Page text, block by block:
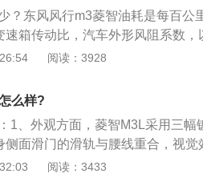
？东风风行m3菱智油耗是每百公
箱传动比，汽车外形风阻系数，
，其内耗就越低，能够把更多的
对的。大的气缸容积（排量）可
在其他条件全部一致的情况下，一
更高；2、油耗与转速，日常驾
间，普通家用车的极限转速也不
极限转速的两倍运行（上万转）
阅读：3928
么样?
1、外观方面，菱智M3L采用三幅
侧面滑门的滑轨与腰线重合，视觉
1720\/1960mm，轴距为3000mm
阅读：3433